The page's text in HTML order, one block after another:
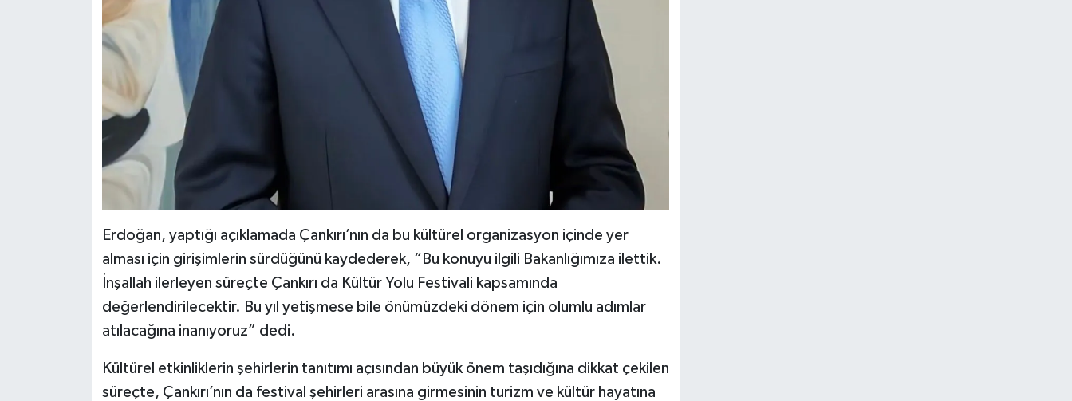
Erdoğan, yaptığı açıklamada Çankırı’nın da bu kültürel organizasyon içinde yer
alması için girişimlerin sürdüğünü kaydederek, “Bu konuyu ilgili Bakanlığımıza ilettik.
İnşallah ilerleyen süreçte Çankırı da Kültür Yolu Festivali kapsamında
değerlendirilecektir. Bu yıl yetişmese bile önümüzdeki dönem için olumlu adımlar
atılacağına inanıyoruz” dedi.
Kültürel etkinliklerin şehirlerin tanıtımı açısından büyük önem taşıdığına dikkat çekilen
süreçte, Çankırı’nın da festival şehirleri arasına girmesinin turizm ve kültür hayatına